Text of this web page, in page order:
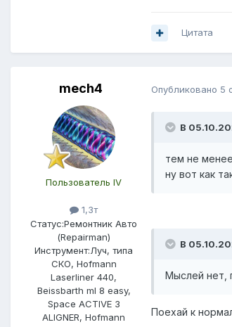
Цитата
mech4
Пользователь IV
1,3т
Статус:Ремонтник Авто
(Repairman)
Инструмент:Луч, типа
СКО, Hofmann
Laserliner 440,
Beissbarth ml 8 easy,
Space ACTIVE 3
ALIGNER, Hofmann
Опубликовано 5
В
тем не
ну вот как
В
Мыслей нет,
Поехай к